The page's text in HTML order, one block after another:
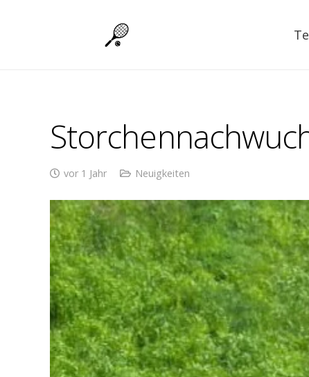
vor 1 Jahr Neuigkeiten